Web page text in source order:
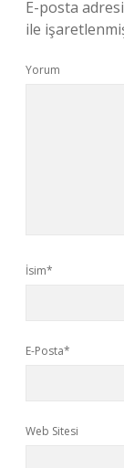
E-posta
ile
Yorum
İsim*
E-Posta*
Web Sitesi